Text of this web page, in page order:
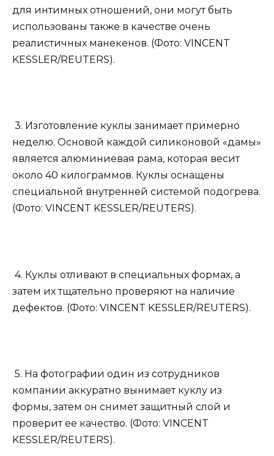
для интимных отношений, они могут быть
использованы также в качестве очень
реалистичных манекенов. (Фото: VINCENT
KESSLER/REUTERS).
3. Изготовление куклы занимает примерно
неделю. Основой каждой силиконовой «дамы»
является алюминиевая рама, которая весит
около 40 килограммов. Куклы оснащены
специальной внутренней системой подогрева.
(Фото: VINCENT KESSLER/REUTERS).
4. Куклы отливают в специальных формах, а
затем их тщательно проверяют на наличие
дефектов. (Фото: VINCENT KESSLER/REUTERS).
5. На фотографии один из сотрудников
компании аккуратно вынимает куклу из
формы, затем он снимет защитный слой и
проверит ее качество. (Фото: VINCENT
KESSLER/REUTERS).